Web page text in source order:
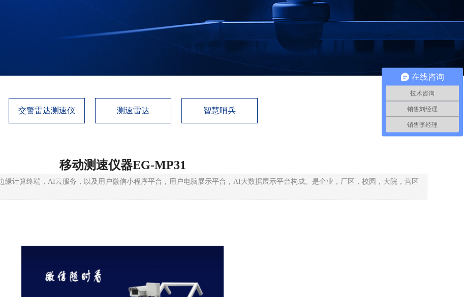
交警雷达测速仪 测速雷达 智慧哨兵
移动测速仪器EG-MP31
缘计算终端，AI云服务，以及用户微信小程序平台，用户电脑展示平台，AI大数据展示平台构成。是企业，厂区，校园，大院，营区
在线咨询
技术咨询
销售刘经理
销售李经理